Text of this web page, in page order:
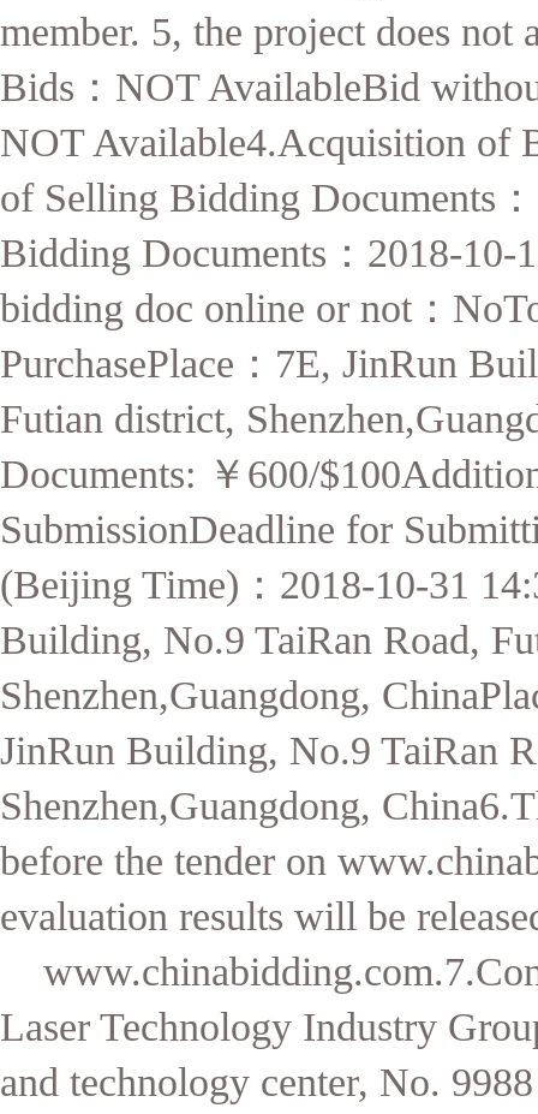
member. 5, the project does not
Bids ： NOT AvailableBid
NOT Available4.Acquisition of
of Selling Bidding Documents ：
Bidding Documents ： 2018-10-
bidding doc online or not：
PurchasePlace ： 7E, JinRun
Futian district,
Documents: ￥ 600/
SubmissionDeadline for
(Beijing Time) ： 2018-10-31
Building, No.9 TaiRan Road,
Shenzhen,Guangdong,
JinRun Building, No.9 TaiRan
Shenzhen,Guangdong,
before the tender on
evaluation results will be
Laser Technology Industry
and technology center, No.